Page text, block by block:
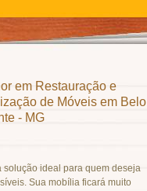
em Restauração e
de Móveis em Belo
- MG
solução ideal para quem deseja
Sua mobília ficará muito